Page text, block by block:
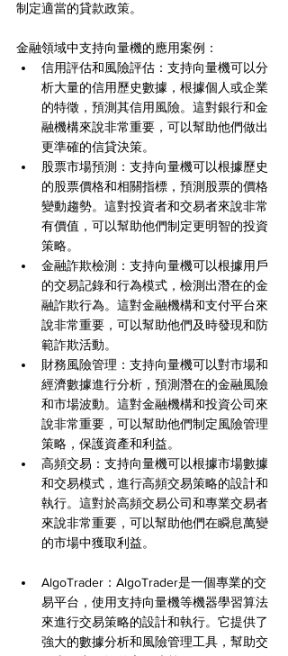
制定適當的貸款政策。
金融領域中支持向量機的應用案例：
信用評估和風險評估：支持向量機可以分
析大量的信用歷史數據，根據個人或企業
的特徵，預測其信用風險。這對銀行和金
融機構來說非常重要，可以幫助他們做出
更準確的信貸決策。
股票市場預測：支持向量機可以根據歷史
的股票價格和相關指標，預測股票的價格
變動趨勢。這對投資者和交易者來說非常
有價值，可以幫助他們制定更明智的投資
策略。
金融詐欺檢測：支持向量機可以根據用戶
的交易記錄和行為模式，檢測出潛在的金
融詐欺行為。這對金融機構和支付平台來
說非常重要，可以幫助他們及時發現和防
範詐欺活動。
財務風險管理：支持向量機可以對市場和
經濟數據進行分析，預測潛在的金融風險
和市場波動。這對金融機構和投資公司來
說非常重要，可以幫助他們制定風險管理
策略，保護資產和利益。
高頻交易：支持向量機可以根據市場數據
和交易模式，進行高頻交易策略的設計和
執行。這對於高頻交易公司和專業交易者
來說非常重要，可以幫助他們在瞬息萬變
的市場中獲取利益。
AlgoTrader：AlgoTrader是一個專業的交
易平台，使用支持向量機等機器學習算法
來進行交易策略的設計和執行。它提供了
強大的數據分析和風險管理工具，幫助交